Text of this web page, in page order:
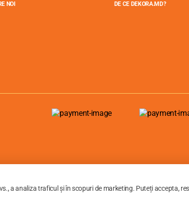
NOI DE CE DEKORA.MD?
a analiza traficul și în scopuri de marketing. Puteți accepta,